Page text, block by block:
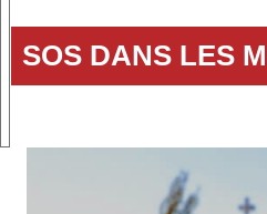
SOS DANS LES